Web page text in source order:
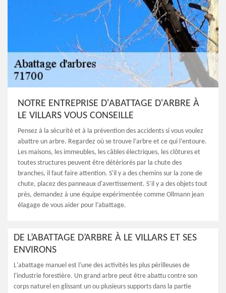
NOTRE ENTREPRISE D'ABATTAGE D'ARBRE À
LE VILLARS VOUS CONSEILLE
Pensez à la sécurité et à la prévention des accidents si vous voulez
abattre un arbre. Regardez où se trouve l’arbre et ce qui l’entoure.
Les maisons, les immeubles, les câbles électriques, les clôtures et
toutes structures peuvent être détériorés par la chute des
branches, il faut faire attention. S'il y a des chemins sur la zone de
chute, placez des panneaux d'avertissement. S’il y a des objets tout
près, demandez à une équipe expérimentée comme Ollmann jean
élagage de vous aider pour l’abattage.
DE L’ABATTAGE D’ARBRE À LE VILLARS ET SES
ENVIRONS
L'abattage manuel est l'une des activités les plus périlleuses de
l'industrie forestière. Un grand arbre peut être abattu contre son
corps naturel en glissant un ou plusieurs supports dans la partie